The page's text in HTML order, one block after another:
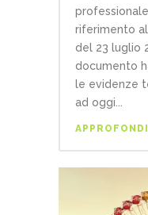
riferimento al
del 23 luglio
documento
le evidenze
ad oggi...